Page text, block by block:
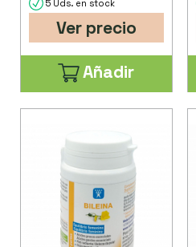
5 Uds. en stock
Ver precio
Añadir